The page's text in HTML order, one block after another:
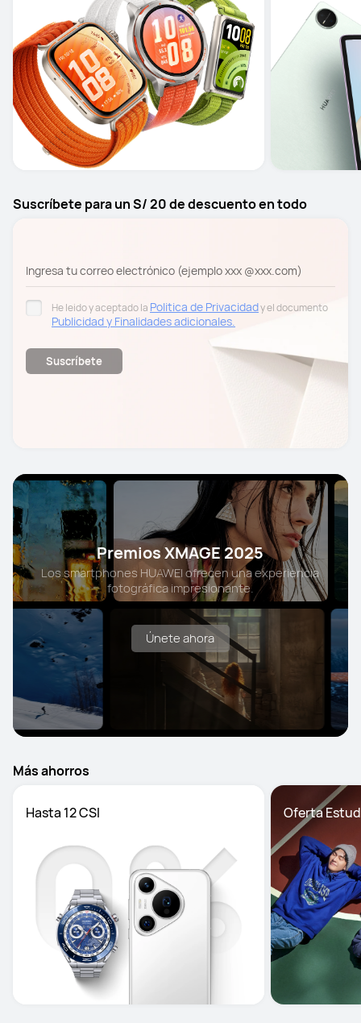
Suscríbete para un S/ 20 de descuento en todo
Ingresa tu correo electrónico (ejemplo xxx @xxx.com)
He leido y aceptado la Politica de Privacidady el documento
Publicidad y Finalidades adicionales.
Suscríbete
Premios XMAGE 2025
Los smartphones HUAWEI ofrecen una experiencia
fotográfica impresionante.
Únete ahora
Más ahorros
Hasta 12 CSI Oferta